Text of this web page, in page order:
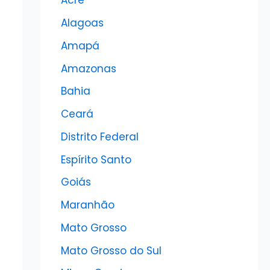
Alagoas
Amapá
Amazonas
Bahia
Ceará
Distrito Federal
Espírito Santo
Goiás
Maranhão
Mato Grosso
Mato Grosso do Sul